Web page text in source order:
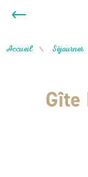
Accueil / Séjourner
Gîte